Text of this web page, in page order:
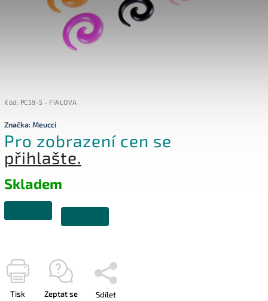
Kód: PC59-5 - FIALOVA
Značka:Meucci
Pro zobrazení cen se
přihlašte.
Skladem
Tisk Zeptat se Sdílet